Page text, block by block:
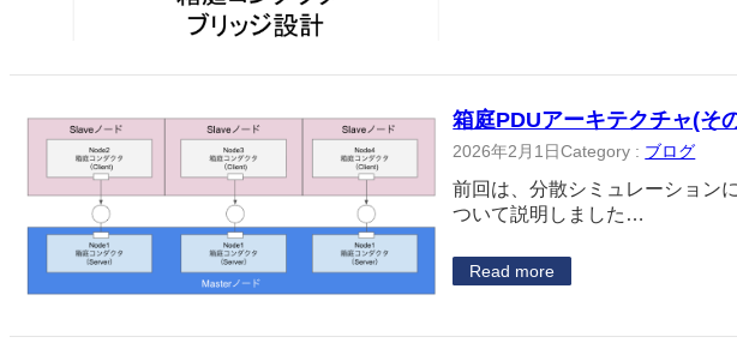
箱庭PDUアーキテクチャ(そ
2026年2月1日Category : ブログ
前回は、分散シミュレーション
ついて説明しました…
Read more